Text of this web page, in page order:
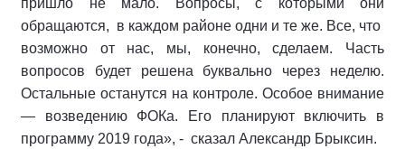
обращаются, в каждом районе одни и те же. Все, что
возможно от нас, мы, конечно, сделаем. Часть
вопросов будет решена буквально через неделю.
Остальные останутся на контроле. Особое внимание
— возведению ФОКа. Его планируют включить в
программу 2019 года», - сказал Александр Брыксин.